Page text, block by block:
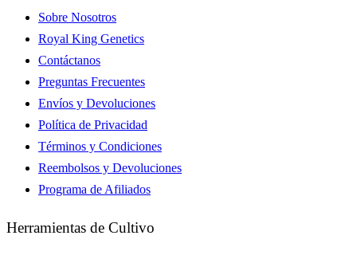
Sobre Nosotros
Royal King Genetics
Contáctanos
Preguntas Frecuentes
Envíos y Devoluciones
Política de Privacidad
Términos y Condiciones
Reembolsos y Devoluciones
Programa de Afiliados
Herramientas de Cultivo